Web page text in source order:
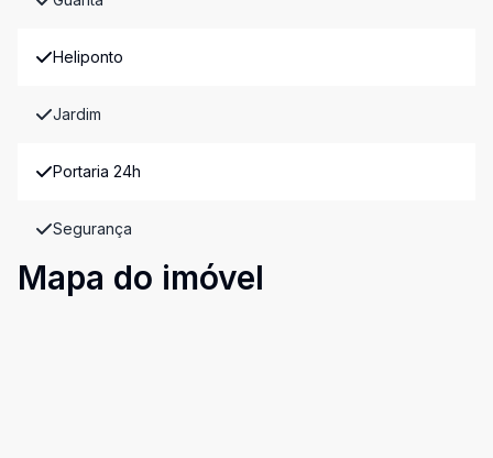
Heliponto
Jardim
Portaria 24h
Segurança
Mapa do imóvel